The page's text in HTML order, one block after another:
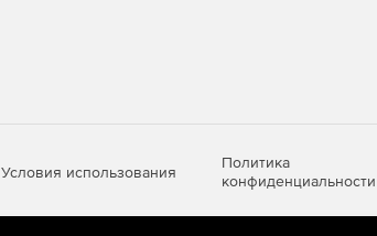
Условия использования
Политика
конфиденциальности